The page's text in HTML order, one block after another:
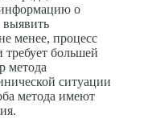
информацию о
выявить
менее, процесс
большей
метода
ситуации
метода имеют